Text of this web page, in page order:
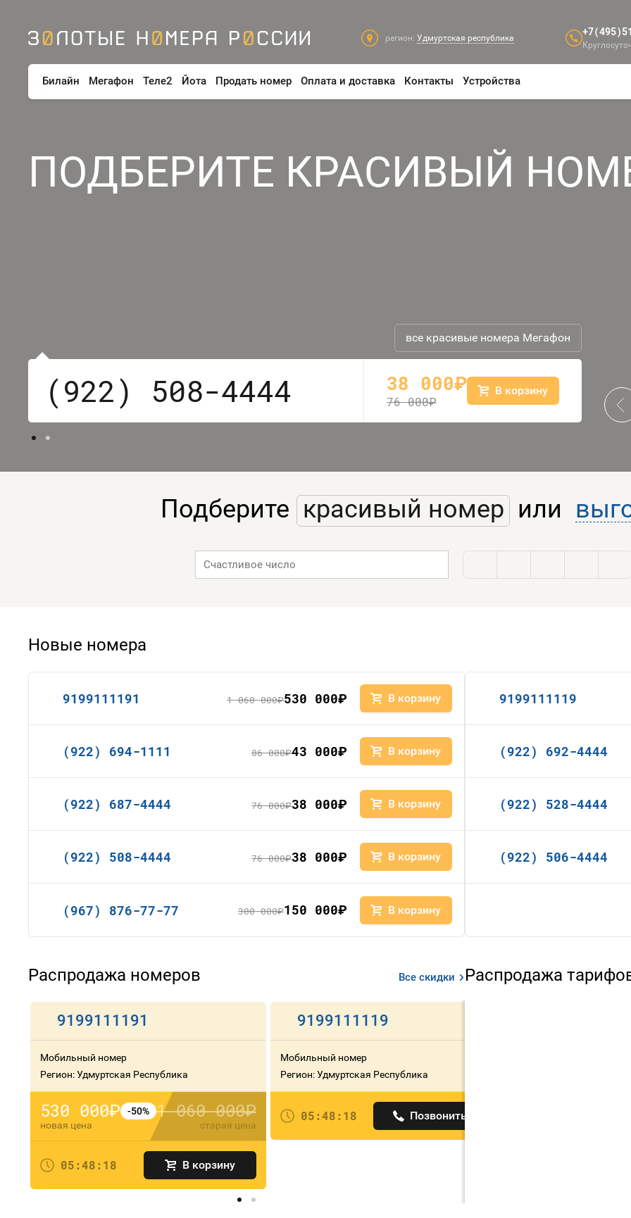
регион: Удмуртская республика
Билайн Мегафон Теле2 Йота Продать номер Оплата и доставка Контакты Устройства
ПОДБЕРИТЕ КРАСИВЫЙ
все красивые номера Мегафон
(922) 508-4444 38 000руб.
76 000руб.
В корзину
Подберите красивый номер или
Новые номера
9199111191 530 000руб.
1 060 000руб. В корзину 9199111119
(922) 694-1111 43 000руб.
86 000руб. В корзину (922) 692-4444
(922) 687-4444 38 000руб.
76 000руб. В корзину (922) 528-4444
(922) 508-4444 38 000руб.
76 000руб. В корзину (922) 506-4444
(967) 876-77-77 150 000руб.
300 000руб. В корзину
Распродажа номеров Все скидки
9199111191
Мобильный номер
Регион: Удмуртская Республика
530 000руб.
-50%
новая цена
1 060 000руб.
старая цена
05:48:18 В корзину
9199111119
Мобильный номер
Регион: Удмуртская Республика
05:48:18 Позвонить
Распродажа